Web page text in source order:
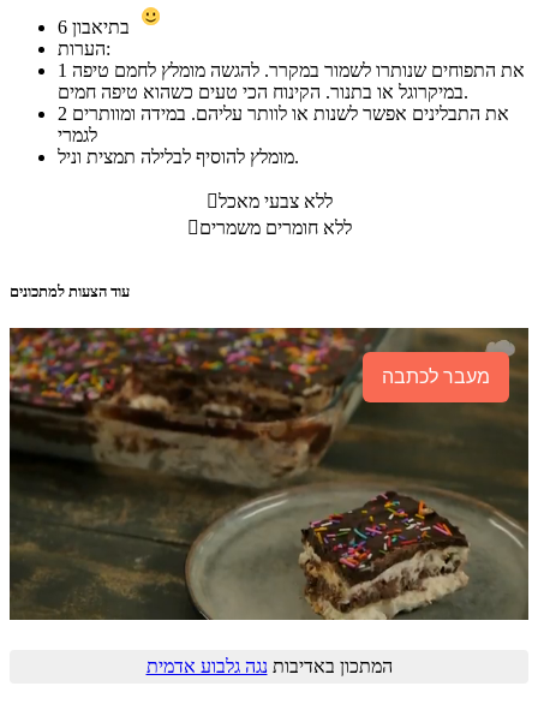
6
הערות:
1
במיקרוגל או בתנור. הקינוח הכי טעים כשהוא טיפה חמים.
2
לגמרי
מומלץ להוסיף לבלילה תמצית וניל.
ללא צבעי מאכל
ללא חומרים משמרים
עוד הצעות למתכונים
מעבר לכתבה
המתכון באדיבותנגה גלבוע אדמית